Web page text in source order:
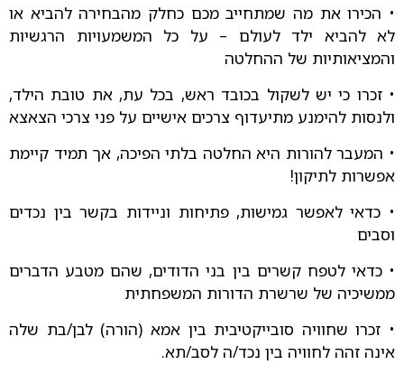
• הכירו את מה שמתחייב מכם כחלק מהבחירה להביא או
לא להביא ילד לעולם – על כל המשמעויות הרגשיות
והמציאותיות של ההחלטה
• זכרו כי יש לשקול בכובד ראש, בכל עת, את טובת הילד,
ולנסות להימנע מתיעדוף צרכים אישיים על פני צרכי הצאצא
• המעבר להורות היא החלטה בלתי הפיכה, אך תמיד קיימת
אפשרות לתיקון!
• כדאי לאפשר גמישות, פתיחות וניידות בקשר בין נכדים
וסבים
• כדאי לטפח קשרים בין בני הדודים, שהם מטבע הדברים
ממשיכיה של שרשרת הדורות המשפחתית
• זכרו שחוויה סובייקטיבית בין אמא (הורה) לבן/בת שלה
אינה זהה לחוויה בין נכד/ה לסב/תא.